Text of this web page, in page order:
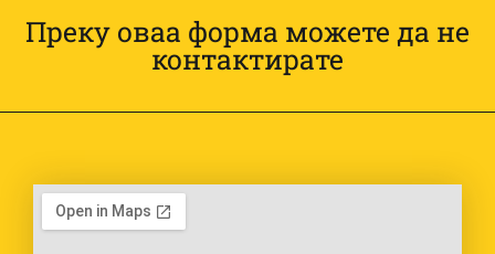
Преку оваа форма можете да не
контактирате